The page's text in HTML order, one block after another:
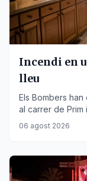
Incendi en
lleu
Els Bombers
al carrer de Prim
l'hospital.
06 agost 2026